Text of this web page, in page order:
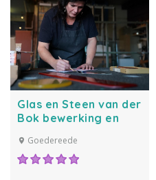
Glas en Steen van der
Bok bewerking en
gedenktekens –
restauratie
Goedereede